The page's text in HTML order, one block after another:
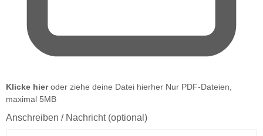
Klicke hieroder ziehe deine Datei hierher Nur PDF-Dateien,
maximal 5MB
Anschreiben / Nachricht (optional)